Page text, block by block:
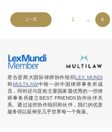
上一页 1 6
君合是两大国际律师协作组织LEX MUNDI
和MULTILAW中唯一的中国律师事务所成
员，同时还与亚欧主要国家最优秀的一些律
师事务所建立BEST FRIENDS协作伙伴关
系。通过这些协作组织和伙伴，我们的优质
服务得以延伸至几乎世界每一个角落。